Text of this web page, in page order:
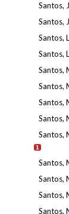
Santos,
Santos,
Santos,
Santos,
Santos,
Santos,
Santos,
Santos,
Santos,
1
Santos,
Santos,
Santos,
Santos,